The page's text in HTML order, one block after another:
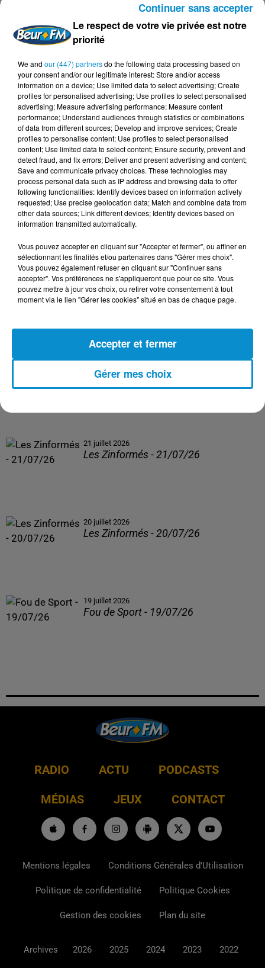
L'émission 100% services entre particuliers !
DERNIERS PODCASTS
24 juillet 2026
Les Zinformés - 24/07/26
23 juillet 2026
Les Zinformés - 23/07/26
Les Zinformés - 22/07/26
21 juillet 2026
Les Zinformés - 21/07/26
20 juillet 2026
Les Zinformés - 20/07/26
19 juillet 2026
Fou de Sport - 19/07/26
RADIO ACTU PODCASTS
MÉDIAS JEUX CONTACT
Mentions légales Conditions Générales d'Utilisation
Politique de confidentialité Politique Cookies
Gestion des cookies Plan du site
Archives 2026 2025 2024 2023 2022
Le respect de votre vie privée est notre
priorité
We and our (447) partnersdo the following data processing based on
your consent and/or our legitimate interest: Store and/or access
information on a device; Use limited data to select advertising; Create
profiles for personalised advertising; Use profiles to select personalised
advertising; Measure advertising performance; Measure content
performance; Understand audiences through statistics or combinations
of data from different sources; Develop and improve services; Create
profiles to personalise content; Use profiles to select personalised
content; Use limited data to select content; Ensure security, prevent and
detect fraud, and fix errors; Deliver and present advertising and content;
Save and communicate privacy choices. These technologies may
process personal data such as IP address and browsing data to offer
following functionalities: Identify devices based on information actively
requested; Use precise geolocation data; Match and combine data from
other data sources; Link different devices; Identify devices based on
information transmitted automatically.
Vous pouvez accepter en cliquant sur "Accepter et fermer", ou affiner en
sélectionnant les finalités et/ou partenaires dans "Gérer mes choix".
Vous pouvez également refuser en cliquant sur "Continuer sans
accepter". Vos préférences ne s'appliqueront que pour ce site. Vous
pouvez mettre à jour vos choix, ou retirer votre consentement à tout
moment via le lien "Gérer les cookies" situé en bas de chaque page.
Gérer mes choix
Accepter et fermer
Continuer sans accepter